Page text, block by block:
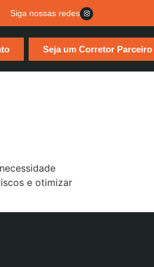
Siga nossas redes
Seja um Corretor Parceiro
e otimizar